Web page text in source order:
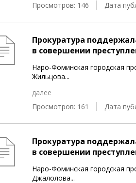
Просмотров: 146
Дата
Прокуратура
в совершении
Наро-Фоминская городская
Жильцова...
далее
Просмотров: 161
Дата
Прокуратура
в совершении
Наро-Фоминская городская
Джалолова...